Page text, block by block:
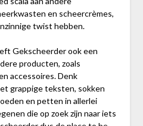
en scheercrèmes,
twist hebben.
Gekscheerder ook een
producten, zoals
accessoires. Denk
grappige teksten, sokken
en petten in allerlei
die op zoek zijn naar iets